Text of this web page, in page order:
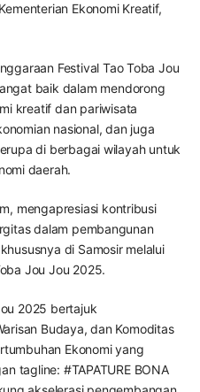
Ekonomi Kreatif,
Festival Tao Toba Jou
baik dalam mendorong
kreatif dan pariwisata
nasional, dan juga
di berbagai wilayah untuk
daerah.
mengapresiasi kontribusi
dalam pembangunan
di Samosir melalui
Jou Jou 2025.
2025 bertajuk
Budaya, dan Komoditas
Ekonomi yang
tagline: #TAPATURE BONA